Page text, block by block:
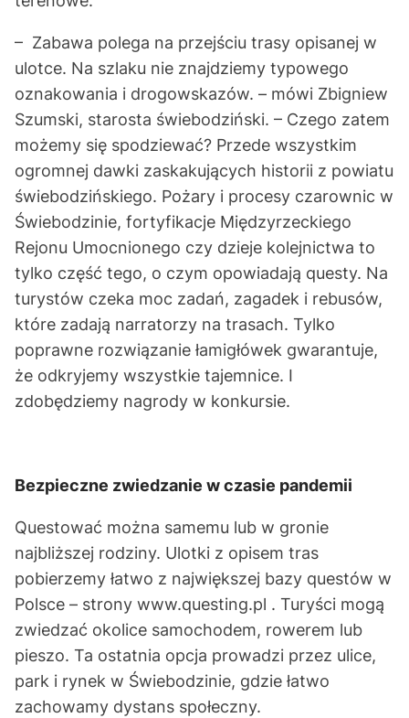
– Zabawa polega na przejściu trasy opisanej w
ulotce. Na szlaku nie znajdziemy typowego
oznakowania i drogowskazów. – mówi Zbigniew
Szumski, starosta świebodziński. – Czego zatem
możemy się spodziewać? Przede wszystkim
ogromnej dawki zaskakujących historii z powiatu
świebodzińskiego. Pożary i procesy czarownic w
Świebodzinie, fortyfikacje Międzyrzeckiego
Rejonu Umocnionego czy dzieje kolejnictwa to
tylko część tego, o czym opowiadają questy. Na
turystów czeka moc zadań, zagadek i rebusów,
które zadają narratorzy na trasach. Tylko
poprawne rozwiązanie łamigłówek gwarantuje,
że odkryjemy wszystkie tajemnice. I
zdobędziemy nagrody w konkursie.
Bezpieczne zwiedzanie w czasie pandemii
Questować można samemu lub w gronie
najbliższej rodziny. Ulotki z opisem tras
pobierzemy łatwo z największej bazy questów w
Polsce – strony www.questing.pl . Turyści mogą
zwiedzać okolice samochodem, rowerem lub
pieszo. Ta ostatnia opcja prowadzi przez ulice,
park i rynek w Świebodzinie, gdzie łatwo
zachowamy dystans społeczny.